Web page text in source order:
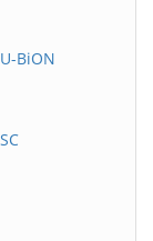
BiON